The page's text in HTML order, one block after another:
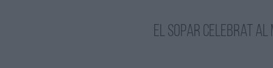
El sopar celebrat al